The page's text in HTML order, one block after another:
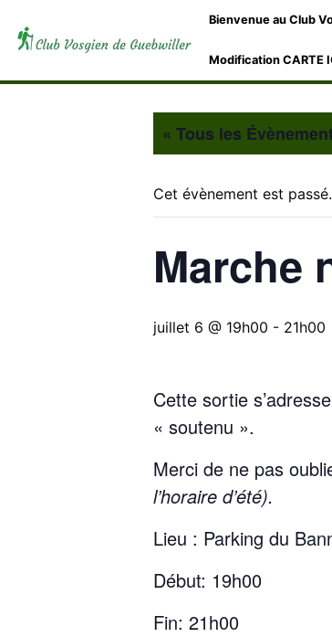
Bienvenue au Club
Modification CARTE
« Tous les
Cet évènement est passé.
Marche
juillet 6 @ 19h00 - 21h00
Cette sortie
« soutenu ».
Merci de ne pas
l’horaire d’été).
Lieu : Parking du
Début: 19h00
Fin: 21h00